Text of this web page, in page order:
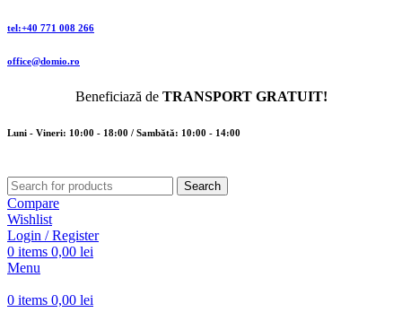
tel:+40 771 008 266
office@domio.ro
Beneficiază de TRANSPORT GRATUIT!
Luni - Vineri: 10:00 - 18:00 / Sambătă: 10:00 - 14:00
Search
Compare
Wishlist
Login / Register
0 items 0,00 lei
Menu
0 items 0,00 lei